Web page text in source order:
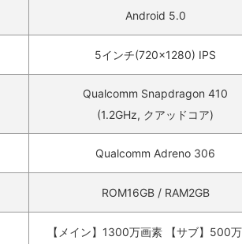
Android 5.0
5インチ(720×1280) IPS
Qualcomm Snapdragon 410
(1.2GHz, クアッドコア)
Qualcomm Adreno 306
ROM16GB / RAM2GB
【メイン】1300万画素 【サブ】500